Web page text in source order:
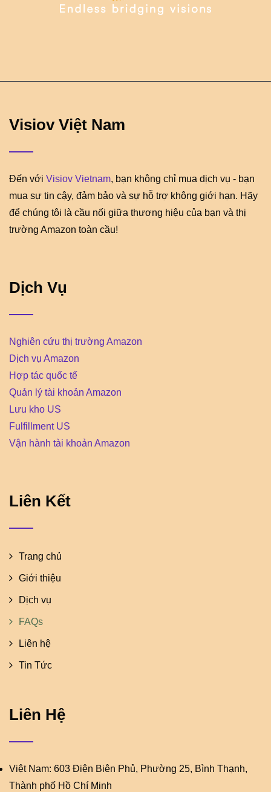
Visiov Việt Nam
Đến với Visiov Vietnam, bạn không chỉ mua dịch vụ - bạn
mua sự tin cậy, đảm bảo và sự hỗ trợ không giới hạn. Hãy
để chúng tôi là cầu nối giữa thương hiệu của bạn và thị
trường Amazon toàn cầu!
Dịch Vụ
Nghiên cứu thị trường Amazon
Dịch vụ Amazon
Hợp tác quốc tế
Quản lý tài khoản Amazon
Lưu kho US
Fulfillment US
Vận hành tài khoản Amazon
Liên Kết
Trang chủ
Giới thiệu
Dịch vụ
FAQs
Liên hệ
Tin Tức
Liên Hệ
Việt Nam: 603 Điện Biên Phủ, Phường 25, Bình Thạnh,
Thành phố Hồ Chí Minh